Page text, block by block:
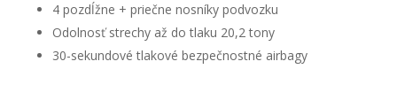
4 pozdĺžne + priečne nosníky podvozku
Odolnosť strechy až do tlaku 20,2 tony
30-sekundové tlakové bezpečnostné airbagy